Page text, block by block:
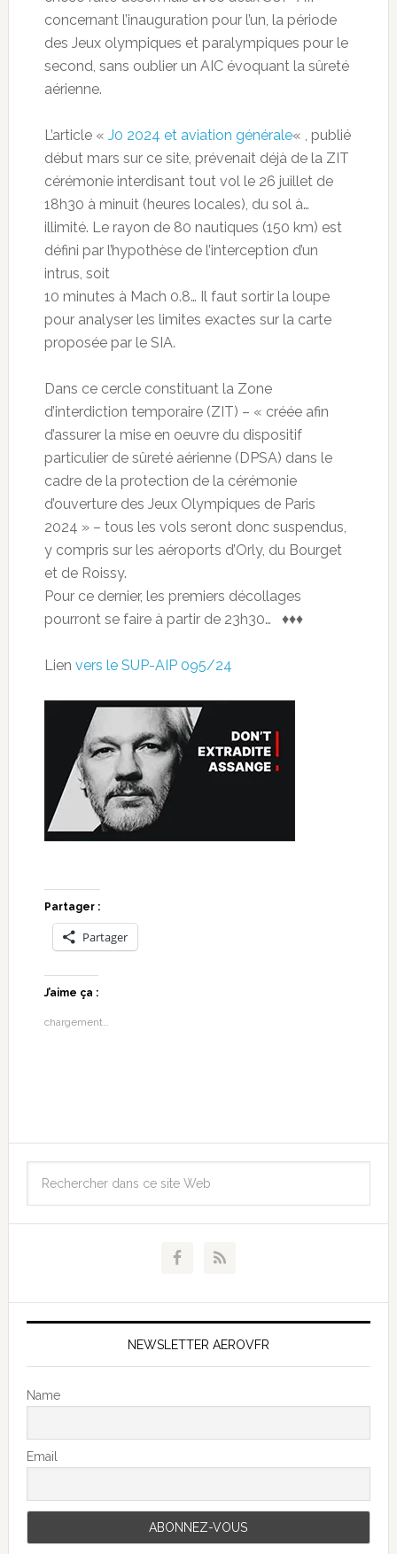
concernant l’inauguration pour l’un, la période
des Jeux olympiques et paralympiques pour le
second, sans oublier un AIC évoquant la sûreté
aérienne.
L’article « J0 2024 et aviation générale« , publié
début mars sur ce site, prévenait déjà de la ZIT
cérémonie interdisant tout vol le 26 juillet de
18h30 à minuit (heures locales), du sol à…
illimité. Le rayon de 80 nautiques (150 km) est
défini par l’hypothèse de l’interception d’un
intrus, soit
10 minutes à Mach 0.8… Il faut sortir la loupe
pour analyser les limites exactes sur la carte
proposée par le SIA.
Dans ce cercle constituant la Zone
d’interdiction temporaire (ZIT) – « créée afin
d’assurer la mise en oeuvre du dispositif
particulier de sûreté aérienne (DPSA) dans le
cadre de la protection de la cérémonie
d’ouverture des Jeux Olympiques de Paris
2024 » – tous les vols seront donc suspendus,
y compris sur les aéroports d’Orly, du Bourget
et de Roissy.
Pour ce dernier, les premiers décollages
pourront se faire à partir de 23h30… ♦♦♦
Lien vers le SUP-AIP 095/24
Partager :
Partager
J’aime ça :
chargement…
NEWSLETTER AEROVFR
Name
Email